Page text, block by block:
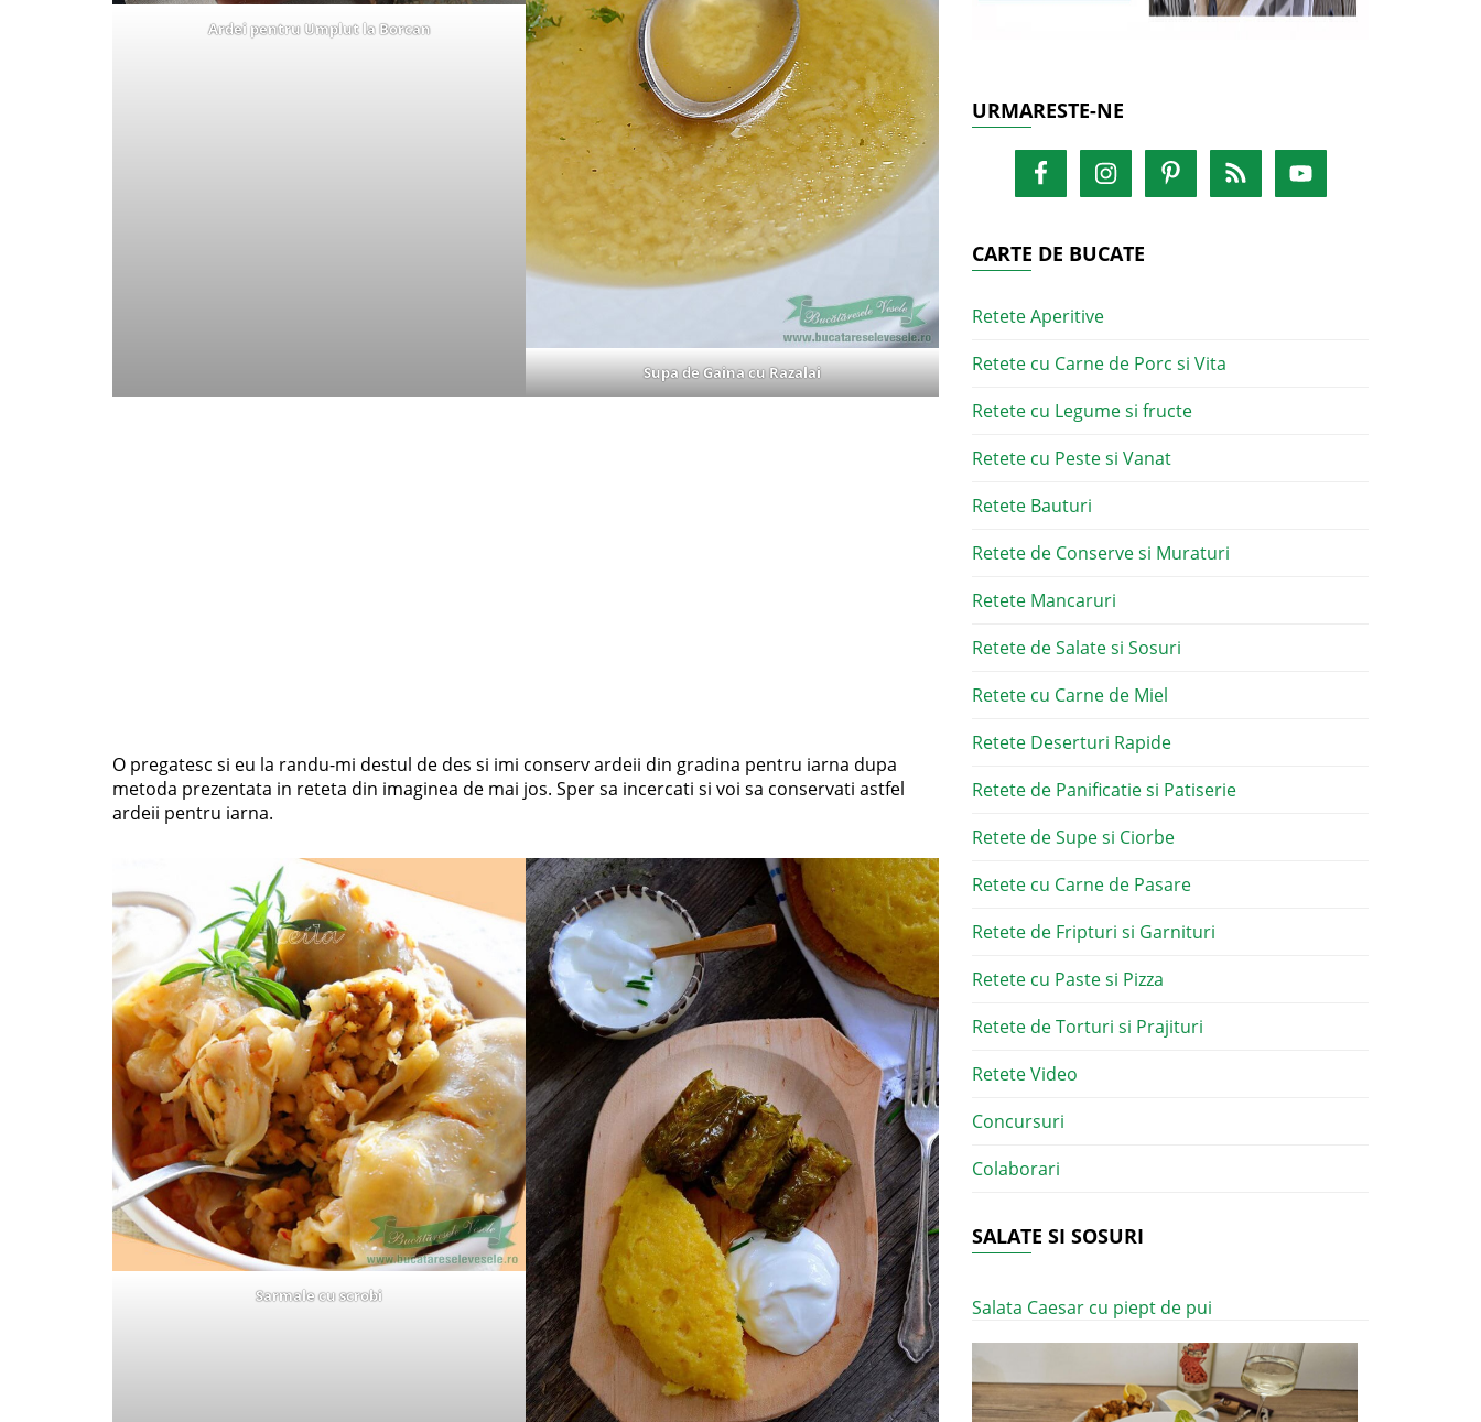
Ardei pentru Umplut la Borcan
Supa de Gaina cu Razalai
O pregatesc si eu la randu-mi destul de des si imi conserv ardeii din gradina pentru iarna dupa
metoda prezentata in reteta din imaginea de mai jos. Sper sa incercati si voi sa conservati astfel
ardeii pentru iarna.
Sarmale cu scrobi
URMARESTE-NE
CARTE DE BUCATE
Retete Aperitive
Retete cu Carne de Porc si Vita
Retete cu Legume si fructe
Retete cu Peste si Vanat
Retete Bauturi
Retete de Conserve si Muraturi
Retete Mancaruri
Retete de Salate si Sosuri
Retete cu Carne de Miel
Retete Deserturi Rapide
Retete de Panificatie si Patiserie
Retete de Supe si Ciorbe
Retete cu Carne de Pasare
Retete de Fripturi si Garnituri
Retete cu Paste si Pizza
Retete de Torturi si Prajituri
Retete Video
Concursuri
Colaborari
SALATE SI SOSURI
Salata Caesar cu piept de pui